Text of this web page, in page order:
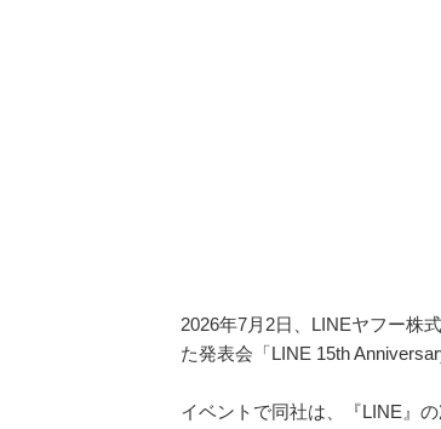
2026年7月2日、LINEヤフー株
た発表会「LINE 15th
イベントで同社は、『LINE』